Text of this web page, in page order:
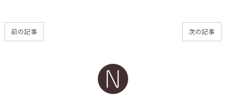
前の記事 次の記事